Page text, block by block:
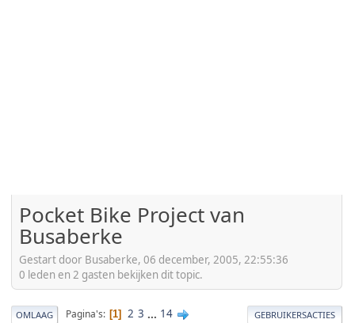
Pocket Bike Project van
Busaberke
Gestart door Busaberke, 06 december, 2005, 22:55:36
0 leden en 2 gasten bekijken dit topic.
OMLAAG Pagina's 1 2 3 ... 14 GEBRUIKERSACTIES